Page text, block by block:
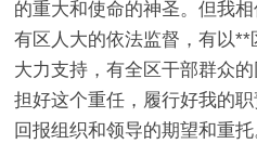
的重大和使命的神圣。但我
有区人大的依法监督，有以
大力支持，有全区干部群众
担好这个重任，履行好我的
回报组织和领导的期望和重托